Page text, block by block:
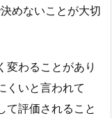
めないことが大切
変わることがあり
くいと言われて
て評価されること